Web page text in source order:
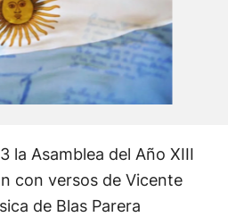
la Asamblea del Año XIII
con versos de Vicente
de Blas Parera